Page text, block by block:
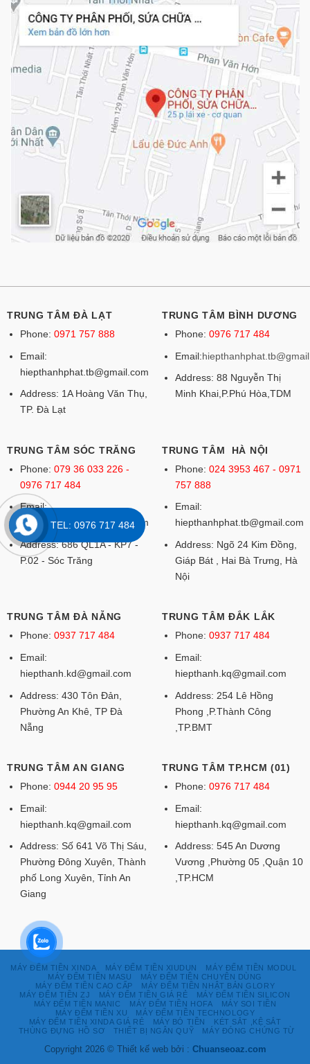
TRUNG TÂM ĐÀ LẠT
Phone: 0971 757 888
Email:
hiepthanhphat.tb@gmail.com
Address: 1A Hoàng Văn Thụ,
TP. Đà Lạt
TRUNG TÂM BÌNH DƯƠNG
Phone: 0976 717 484
Email:
Address: 88 Nguyễn Thị
Minh Khai,P.Phú Hòa,TDM
TRUNG TÂM SÓC TRĂNG
Phone: 079 36 033 226 -
0976 717 484
Email:
hiepthanhphat.tb@gmail.com
Address: 686 QL1A - KP7 -
P.02 - Sóc Trăng
TRUNG TÂM HÀ NỘI
Phone: 024 3953 467 - 0971
757 888
Email:
hiepthanhphat.tb@gmail.com
Address: Ngõ 24 Kim Đồng,
Giáp Bát , Hai Bà Trưng, Hà
Nội
TRUNG TÂM ĐÀ NẴNG
Phone: 0937 717 484
Email:
hiepthanh.kd@gmail.com
Address: 430 Tôn Đản,
Phường An Khê, TP Đà
Nẵng
TRUNG TÂM ĐẮK LẮK
Phone: 0937 717 484
Email:
hiepthanh.kq@gmail.com
Address: 254 Lê Hồng
Phong ,P.Thành Công
,TP.BMT
TRUNG TÂM AN GIANG
Phone: 0944 20 95 95
Email:
hiepthanh.kq@gmail.com
Address: Số 641 Võ Thị Sáu,
Phường Đông Xuyên, Thành
phố Long Xuyên, Tỉnh An
Giang
TRUNG TÂM TP.HCM (01)
Phone: 0976 717 484
Email:
hiepthanh.kq@gmail.com
Address: 545 An Dương
Vương ,Phường 05 ,Quận 10
,TP.HCM
MÁY ĐẾM TIỀN XINDA MÁY ĐẾM TIỀN XIUDUN
MÁY ĐẾM TIỀN MODUL
MÁY ĐẾM TIỀN MASU
MÁY ĐẾM TIỀN CHUYÊN DÙNG
MÁY ĐẾM TIỀN CAO CẤP
MÁY ĐẾM TIỀN NHẬT BẢN GLORY
MÁY ĐẾM TIỀN ZJ
MÁY ĐẾM TIỀN GIÁ RẺ
MÁY ĐẾM TIỀN SILICON
MÁY ĐẾM TIỀN MANIC
MÁY ĐẾM TIỀN HOFA
MÁY SOI TIỀN
MÁY ĐẾM TIỀN XU
MÁY ĐẾM TIỀN TECHNOLOGY
MÁY ĐẾM TIỀN XINDA GIÁ RẺ
MÁY BÓ TIỀN
KÉT SẮT ,KỆ SẮT
THÙNG ĐỰNG HỒ SƠ
THIẾT BỊ NGÂN QUỸ MÁY ĐÓNG CHỨNG TỪ
Copyright 2026 © Thiết kế web bởi : Chuanseoaz.com
TEL: 0976 717 484